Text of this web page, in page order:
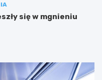
się w mgnieniu